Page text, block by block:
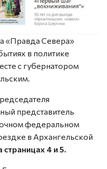
«Правда Севера»
в политике
с губернатором
представитель
федеральном
в Архангельской
страницах 4 и 5.